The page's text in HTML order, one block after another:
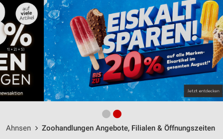
Ahnsen Zoohandlungen Angebote, Filialen & Öffnungszeiten